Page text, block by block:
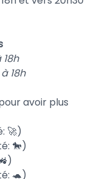
18h
avoir plus
🚀)
🐎)
🐢)